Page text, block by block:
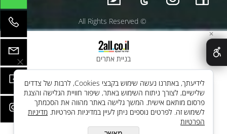
© All Rights Reserved
בניית אתרים
✕
לידיעתך, באתרנו נעשה שימוש בקבצי Cookies, לרבות של צדדים
שלישיים, לצורך ניתוח השימוש באתר, שיפור חוויית הגלישה והצגת
פרסום מותאם אישית. המשך גלישה באתר מהווה את הסכמתך
לשימוש זה. לפרטים נוספים ניתן לעיין במדיניות הפרטיות. מדיניות
הפרטיות